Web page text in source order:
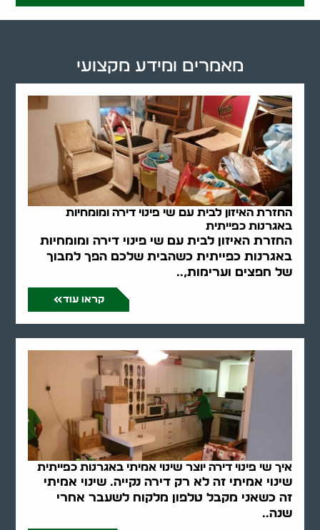
החזרת האיזון לבית עם שי פינוי דירה ומומחיות
באגרנות כפייתית
החזרת האיזון לבית עם שי פינוי דירה ומומחיות
באגרנות כפייתית כשהבית שלכם הפך למבוך
של חפצים וערימות,..
קראו עוד
איך שי פינוי דירה יוצר שינוי אמיתי באגרנות כפייתית
שינוי אמיתי זה לא רק דירה נקייה. שינוי אמיתי
זה כשאני מקבל טלפון מלקוח לשעבר אחרי
שנה..
מאמרים ומידע מקצועי